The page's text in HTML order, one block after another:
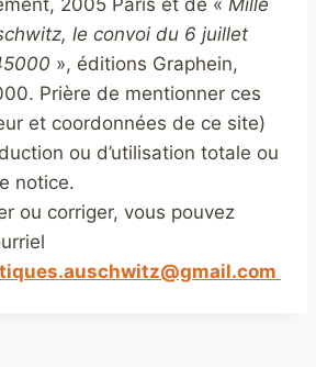
2005 Paris et de « Mille
le convoi du 6 juillet
», éditions Graphein,
Prière de mentionner ces
et coordonnées de ce site)
ou d’utilisation totale ou
notice.
ou corriger, vous pouvez